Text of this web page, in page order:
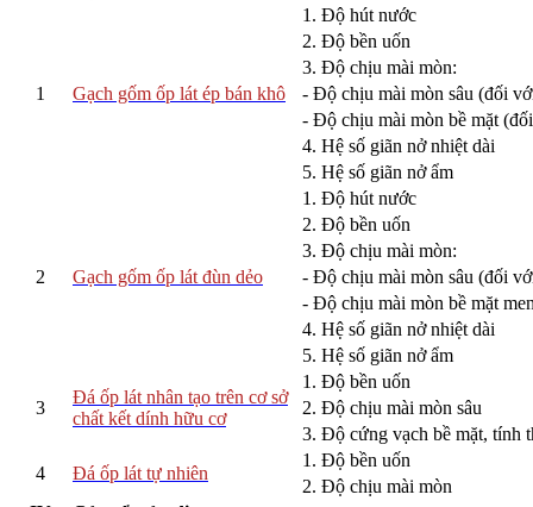
1 Gạch gốm ốp lát ép bán khô
1. Độ hút nước
2. Độ bền uốn
3. Độ chịu mài mòn:
- Độ chịu mài mòn sâu (đối
- Độ chịu mài mòn bề mặt
4. Hệ số giãn nở nhiệt dài
5. Hệ số giãn nở ẩm
2 Gạch gốm ốp lát đùn dẻo
1. Độ hút nước
2. Độ bền uốn
3. Độ chịu mài mòn:
- Độ chịu mài mòn sâu (đối
- Độ chịu mài mòn bề mặt
4. Hệ số giãn nở nhiệt dài
5. Hệ số giãn nở ẩm
3
Đá ốp lát nhân tạo trên cơ sở
chất kết dính hữu cơ
1. Độ bền uốn
2. Độ chịu mài mòn sâu
3. Độ cứng vạch bề mặt, tính
4
Đá ốp lát tự nhiên
1. Độ bền uốn
2. Độ chịu mài mòn